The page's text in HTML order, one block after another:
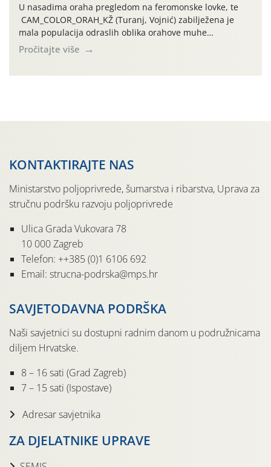
U nasadima oraha pregledom na feromonske lovke, te
CAM_COLOR_ORAH_KŽ (Turanj, Vojnić) zabilježena je
mala populacija odraslih oblika orahove muhe
(Rhagoletis completa). Niska brojnost može se objasniti
činjenicom da je riječ o mladim nasadima s vrlo malim
Pročitajte više
KONTAKTIRAJTE NAS
Ministarstvo poljoprivrede, šumarstva i ribarstva, Uprava za
stručnu podršku razvoju poljoprivrede
Ulica Grada Vukovara 78
10 000 Zagreb
Telefon: ++385 (0)1 6106 692
Email: strucna-podrska@mps.hr
SAVJETODAVNA PODRŠKA
Naši savjetnici su dostupni radnim danom u podružnicama
diljem Hrvatske.
8 – 16 sati (Grad Zagreb)
7 – 15 sati (Ispostave)
Adresar savjetnika
ZA DJELATNIKE UPRAVE